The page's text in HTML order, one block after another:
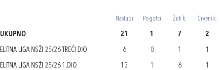
Nastupi Pogotci Žuti k. Crveni k.
UKUPNO 21 1 7 2
ELITNA LIGA NSŽI 25/26 TREĆI DIO 6 0 1 1
ELITNA LIGA NSŽI 25/26 1.DIO 13 1 6 1